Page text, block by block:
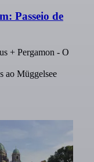
Passeio de
+ Pergamon - O
ao Müggelsee